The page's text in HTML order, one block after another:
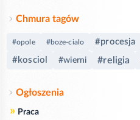
Chmura tagów
#opole #boze-cialo #procesja
#kosciol #wierni #religia
Ogłoszenia
» Praca